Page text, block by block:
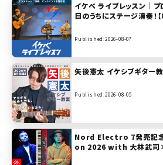
イケベ ライブレッスン｜
日のうちにステージ演奏！
Published:2026-08-07
矢後憲太 イケシブギター
Published:2026-08-05
Nord Electro 7発売記
on 2026 with 大林武司